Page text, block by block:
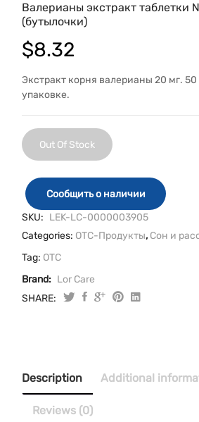
Валерианы экстракт таблетки
(бутылочки)
$8.32
Экстракт корня валерианы 20 мг. 50
упаковке.
Out Of Stock
Сообщить о наличии
SKU: LEK-LC-0000003905
Categories: OTC-Продукты, Сон и
Tag: OTC
Brand: Lor Care
SHARE:
Description Additional
Reviews (0)